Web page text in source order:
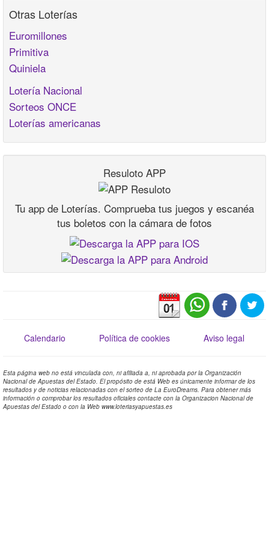
Otras Loterías
Euromillones
Primitiva
Quiniela
Lotería Nacional
Sorteos ONCE
Loterías americanas
Resuloto APP
Tu app de Loterías. Comprueba tus juegos y escanéa
tus boletos con la cámara de fotos
Calendario Política de cookies Aviso legal
Esta página web no está vinculada con, ni afiliada a, ni aprobada por la Organización
Nacional de Apuestas del Estado. El propósito de está Web es únicamente informar de los
resultados y de noticias relacionadas con el sorteo de La EuroDreams. Para obtener más
información o comprobar los resultados oficiales contacte con la Organizacion Nacional de
Apuestas del Estado o con la Web www.loteriasyapuestas.es